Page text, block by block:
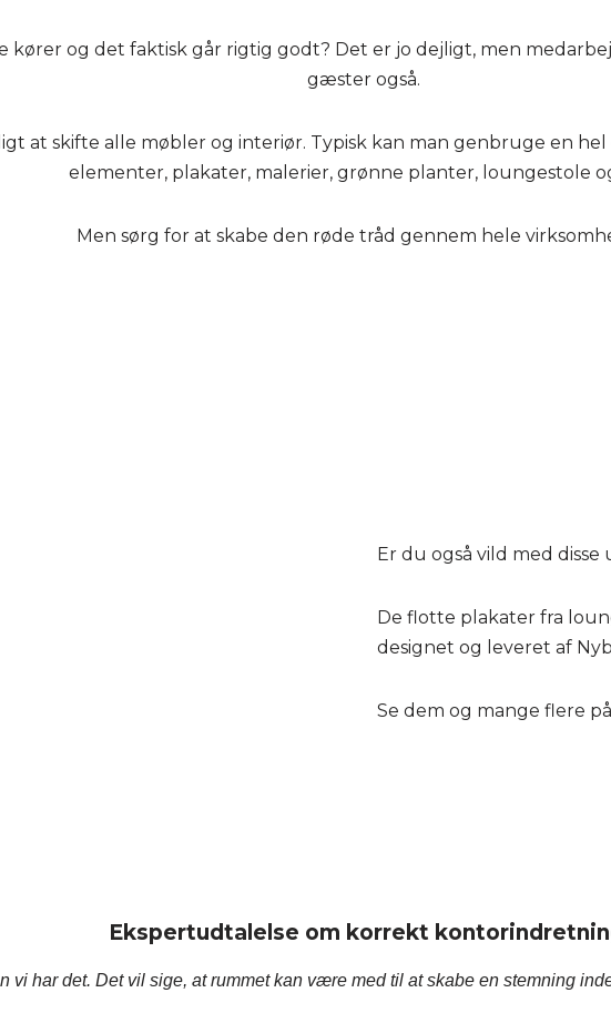
kører og det faktisk går rigtig godt? Det er jo dejligt, men
gæster også.
at skifte alle møbler og interiør. Typisk kan man genbruge en
elementer, plakater, malerier, grønne planter, loungestole
Men sørg for at skabe den røde tråd gennem hele
Er du også vild med
De flotte plakater fra
designet og leveret af
Se dem og mange flere
Ekspertudtalelse om korrekt
vi har det. Det vil sige, at rummet kan være med til at skabe en stemning